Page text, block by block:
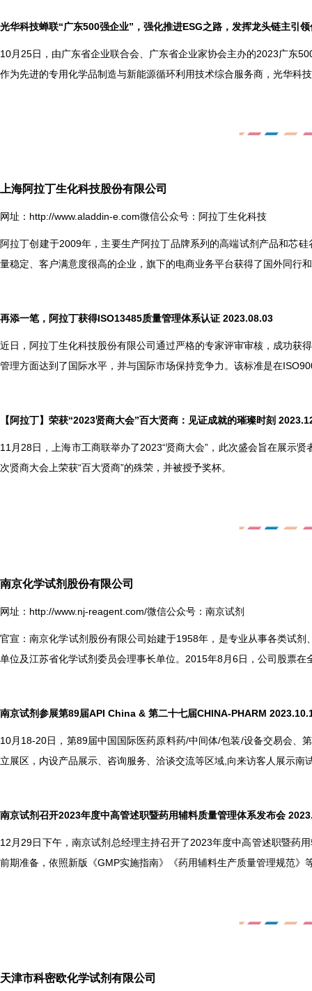
光华科技蝉联“广东500强企业”，强化推进ESG之路，发挥龙头链主引
10月25日，由广东省企业联合会、广东省企业家协会主办的2023广东
作为先进的专用化学品制造与新能源循环利用技术综合服务商，光华科
上海阿拉丁生化科技股份有限公司
网址： http://www.aladdin-e.com微信公众号：阿拉丁生化科技
阿拉丁创建于2009年，主要生产阿拉丁品牌系列的高端试剂产品和芯
量稳定、客户满意度很高的企业，旗下的电商业务平台获得了国外同行
再添⼀笔，阿拉丁获得ISO13485质量管理体系认证 2023.08.03
近日，阿拉丁生化科技股份有限公司通过严格的专家评审审核，成功
管理方面达到了国际水平，并与国际市场保持竞争力。该标准是在
【阿拉丁】荣获“2023贤商大会”百大贤商：见证成就的璀璨时刻
11 月28日，上海市工商联举办了2023“贤商大会”，此次盛会旨在展示
次贤商大会上荣获“百大贤商”的殊荣，并被授予奖杯。
南京化学试剂股份有限公司
网址： http://www.nj-reagent.com/微信公众号：南京试剂
官宣：南京化学试剂股份有限公司始建于1958年，是专业从事各类试
单位及江苏省化学试剂委员会理事长单位。2015年8月6日，公司股票
南京试剂参展第89届API China & 第二十七届CHINA-PHARM
10月18-20日，第89届中国国际医药原料药/中间体/包装/设备交易会、
立展区，内设产品展示、咨询服务、洽谈交流等区域,向来访客人展示南
南京试剂召开2023年度中高管述职暨药用辅料质量管理体系发布会
12 月29日下午，南京试剂总经理主持召开了2023年度中高管述职暨药
前期准备，依照新版《GMP实施指南》《药用辅料生产质量管理规范
天津市科密欧化学试剂有限公司